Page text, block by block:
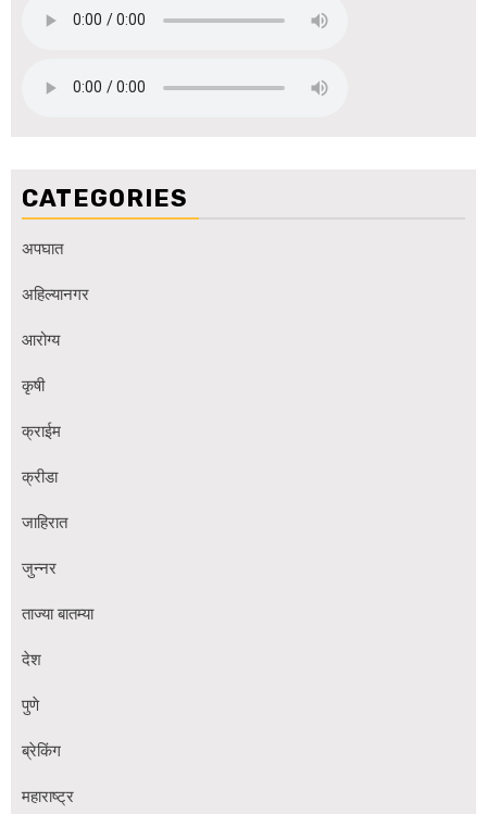
CATEGORIES
अपघात
अहिल्यानगर
आरोग्य
कृषी
क्राईम
क्रीडा
जाहिरात
जुन्नर
ताज्या बातम्या
देश
पुणे
ब्रेकिंग
महाराष्ट्र